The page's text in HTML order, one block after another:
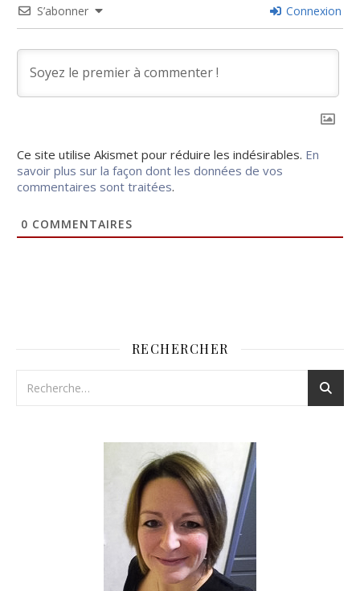
S’abonner Connexion
Ce site utilise Akismet pour réduire les indésirables. En
savoir plus sur la façon dont les données de vos
commentaires sont traitées.
0 COMMENTAIRES
RECHERCHER